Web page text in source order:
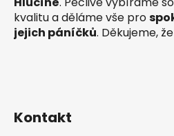
kvalitu a děláme vše pro
jejich páníčků. Děkujeme,
Kontakt